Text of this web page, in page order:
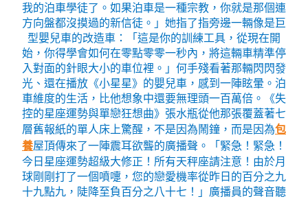
我的泊車學徒了。如果泊車是一種宗教，你就是那個連
方向盤都沒摸過的新信徒。」她指了指旁邊一輛像是巨
型嬰兒車的改造車：「這是你的訓練工具，從現在開
始，你得學會如何在零點零零一秒內，將這輛車精準停
入對面的針眼大小的車位裡。」何手殘看著那輛閃閃發
光、還在播放《小星星》的嬰兒車，感到一陣眩暈。泊
車維度的生活，比他想象中還要無理頭一百萬倍。《失
控的星座運勢與單戀狂想曲》張水瓶從他那張覆蓋著七
層舊報紙的單人床上驚醒，不是因為鬧鐘，而是因為包
養屋頂傳來了一陣震耳欲聾的廣播聲。「緊急！緊急！
今日星座運勢超級大修正！所有天秤座請注意！由於月
球剛剛打了一個噴嚏，您的戀愛機率從昨日的百分之九
十九點九，陡降至負百分之八十七！」廣播員的聲音聽